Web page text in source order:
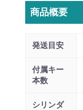
商品概要
発送目安
付属キー
本数
シリンダ